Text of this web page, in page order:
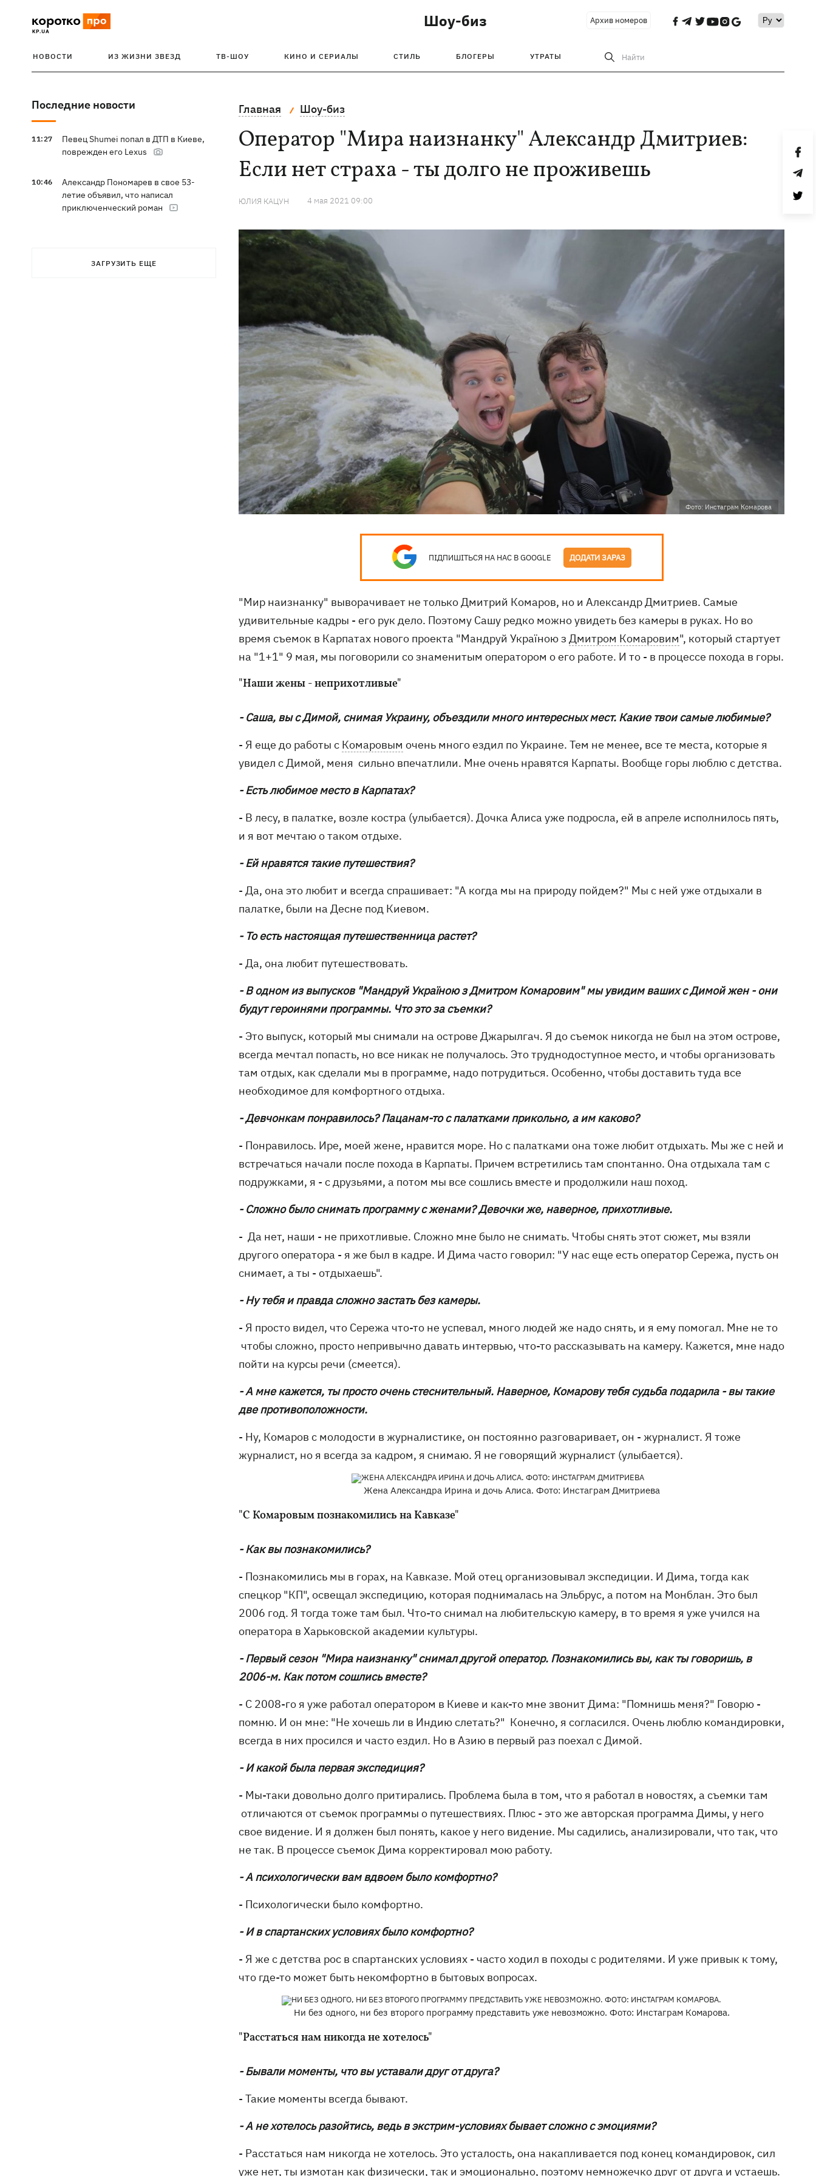
Шоу-биз Архив номеров
НОВОСТИ ИЗ ЖИЗНИ ЗВЕЗД ТВ-ШОУ КИНО И СЕРИАЛЫ СТИЛЬ БЛОГЕРЫ УТРАТЫ Найти
Последние новости
11:27
Певец Shumei попал в ДТП в Киеве,
поврежден его Lexus
10:46
Александр Пономарев в свое 53-
летие объявил, что написал
приключенческий роман
ЗАГРУЗИТЬ ЕЩЕ
Главная Шоу-биз
Оператор "Мира наизнанку" Александр Дмитриев:
Если нет страха - ты долго не проживешь
ЮЛИЯ КАЦУН 4 мая 2021 09:00
Фото: Инстаграм Комарова
ПІДПИШІТЬСЯ НА НАС В GOOGLE ДОДАТИ ЗАРАЗ
"Мир наизнанку" выворачивает не только Дмитрий Комаров, но и Александр Дмитриев. Самые
удивительные кадры - его рук дело. Поэтому Сашу редко можно увидеть без камеры в руках. Но во
время съемок в Карпатах нового проекта "Мандруй Україною з Дмитром Комаровим", который стартует
на "1+1" 9 мая, мы поговорили со знаменитым оператором о его работе. И то - в процессе похода в горы.
"Наши жены - неприхотливые"
- Саша, вы с Димой, снимая Украину, объездили много интересных мест. Какие твои самые любимые?
- Я еще до работы с Комаровым очень много ездил по Украине. Тем не менее, все те места, которые я
увидел с Димой, меня сильно впечатлили. Мне очень нравятся Карпаты. Вообще горы люблю с детства.
- Есть любимое место в Карпатах?
- В лесу, в палатке, возле костра (улыбается). Дочка Алиса уже подросла, ей в апреле исполнилось пять,
и я вот мечтаю о таком отдыхе.
- Ей нравятся такие путешествия?
- Да, она это любит и всегда спрашивает: "А когда мы на природу пойдем?" Мы с ней уже отдыхали в
палатке, были на Десне под Киевом.
- То есть настоящая путешественница растет?
- Да, она любит путешествовать.
- В одном из выпусков "Мандруй Україною з Дмитром Комаровим" мы увидим ваших с Димой жен - они
будут героинями программы. Что это за съемки?
- Это выпуск, который мы снимали на острове Джарылгач. Я до съемок никогда не был на этом острове,
всегда мечтал попасть, но все никак не получалось. Это труднодоступное место, и чтобы организовать
там отдых, как сделали мы в программе, надо потрудиться. Особенно, чтобы доставить туда все
необходимое для комфортного отдыха.
- Девчонкам понравилось? Пацанам-то с палатками прикольно, а им каково?
- Понравилось. Ире, моей жене, нравится море. Но с палатками она тоже любит отдыхать. Мы же с ней и
встречаться начали после похода в Карпаты. Причем встретились там спонтанно. Она отдыхала там с
подружками, я - с друзьями, а потом мы все сошлись вместе и продолжили наш поход.
- Сложно было снимать программу с женами? Девочки же, наверное, прихотливые.
- Да нет, наши - не прихотливые. Сложно мне было не снимать. Чтобы снять этот сюжет, мы взяли
другого оператора - я же был в кадре. И Дима часто говорил: "У нас еще есть оператор Сережа, пусть он
снимает, а ты - отдыхаешь".
- Ну тебя и правда сложно застать без камеры.
- Я просто видел, что Сережа что-то не успевал, много людей же надо снять, и я ему помогал. Мне не то
чтобы сложно, просто непривычно давать интервью, что-то рассказывать на камеру. Кажется, мне надо
пойти на курсы речи (смеется).
- А мне кажется, ты просто очень стеснительный. Наверное, Комарову тебя судьба подарила - вы такие
две противоположности.
- Ну, Комаров с молодости в журналистике, он постоянно разговаривает, он - журналист. Я тоже
журналист, но я всегда за кадром, я снимаю. Я не говорящий журналист (улыбается).
Жена Александра Ирина и дочь Алиса. Фото: Инстаграм Дмитриева
"С Комаровым познакомились на Кавказе"
- Как вы познакомились?
- Познакомились мы в горах, на Кавказе. Мой отец организовывал экспедиции. И Дима, тогда как
спецкор "КП", освещал экспедицию, которая поднималась на Эльбрус, а потом на Монблан. Это был
2006 год. Я тогда тоже там был. Что-то снимал на любительскую камеру, в то время я уже учился на
оператора в Харьковской академии культуры.
- Первый сезон "Мира наизнанку" снимал другой оператор. Познакомились вы, как ты говоришь, в
2006-м. Как потом сошлись вместе?
- С 2008-го я уже работал оператором в Киеве и как-то мне звонит Дима: "Помнишь меня?" Говорю -
помню. И он мне: "Не хочешь ли в Индию слетать?" Конечно, я согласился. Очень люблю командировки,
всегда в них просился и часто ездил. Но в Азию в первый раз поехал с Димой.
- И какой была первая экспедиция?
- Мы-таки довольно долго притирались. Проблема была в том, что я работал в новостях, а съемки там
отличаются от съемок программы о путешествиях. Плюс - это же авторская программа Димы, у него
свое видение. И я должен был понять, какое у него видение. Мы садились, анализировали, что так, что
не так. В процессе съемок Дима корректировал мою работу.
- А психологически вам вдвоем было комфортно?
- Психологически было комфортно.
- И в спартанских условиях было комфортно?
- Я же с детства рос в спартанских условиях - часто ходил в походы с родителями. И уже привык к тому,
что где-то может быть некомфортно в бытовых вопросах.
Ни без одного, ни без второго программу представить уже невозможно. Фото: Инстаграм Комарова.
"Расстаться нам никогда не хотелось"
- Бывали моменты, что вы уставали друг от друга?
- Такие моменты всегда бывают.
- А не хотелось разойтись, ведь в экстрим-условиях бывает сложно с эмоциями?
- Расстаться нам никогда не хотелось. Это усталость, она накапливается под конец командировок, сил
уже нет, ты измотан как физически, так и эмоционально, поэтому немножечко друг от друга и устаешь.